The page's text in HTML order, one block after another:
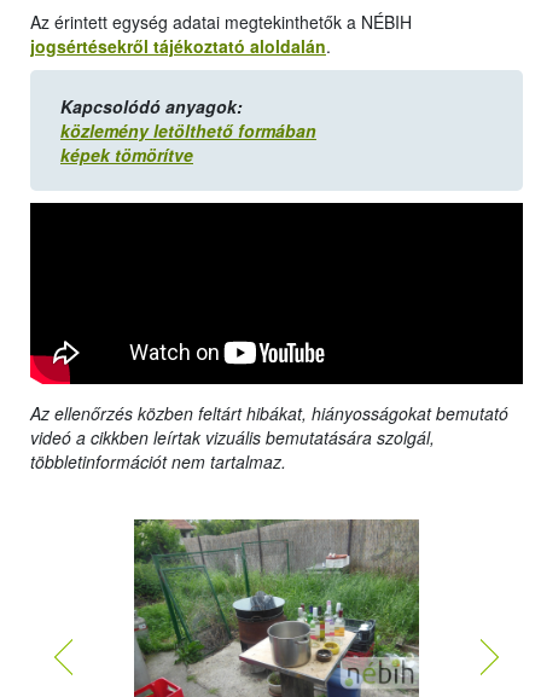
Az érintett egység adatai megtekinthetők a NÉBIH
jogsértésekről tájékoztató aloldalán.
Kapcsolódó anyagok:
közlemény letölthető formában
képek tömörítve
Az ellenőrzés közben feltárt hibákat, hiányosságokat bemutató
videó a cikkben leírtak vizuális bemutatására szolgál,
többletinformációt nem tartalmaz.